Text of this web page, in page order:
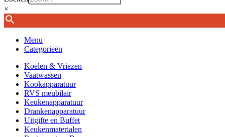
×
Menu
Categorieën
Koelen & Vriezen
Vaatwassen
Kookapparatuur
RVS meubilair
Keukenapparatuur
Drankenapparatuur
Uitgifte en Buffet
Keukenmaterialen